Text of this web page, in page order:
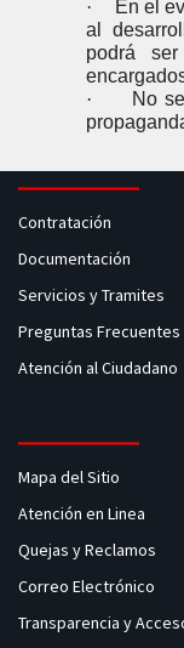
·
En el
al
podrá
·
No
Contratación
Documentación
Servicios y Tramites
Preguntas Frecuentes
Atención al Ciudadano
Mapa del Sitio
Atención en Linea
Quejas y Reclamos
Correo Electrónico
Transparencia y